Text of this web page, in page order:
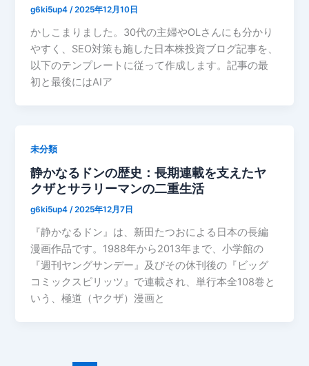
g6ki5up4/2025年12月10日
かしこまりました。30代の主婦やOLさんにも分かり
やすく、SEO対策も施した日本株投資ブログ記事を、
以下のテンプレートに従って作成します。記事の最
初と最後にはAIア
未分類
静かなるドンの歴史：長期連載を支えたヤ
クザとサラリーマンの二重生活
g6ki5up4/2025年12月7日
『静かなるドン』は、新田たつおによる日本の長編
漫画作品です。1988年から2013年まで、小学館の
『週刊ヤングサンデー』及びその休刊後の『ビッグ
コミックスピリッツ』で連載され、単行本全108巻と
いう、極道（ヤクザ）漫画と